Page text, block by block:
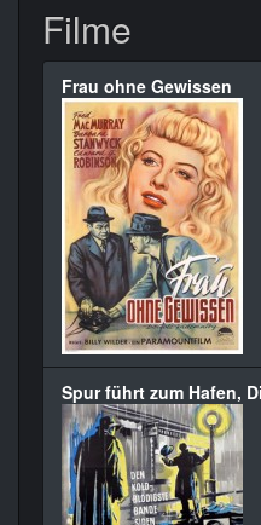
Filme
Frau ohne Gewissen
Spur führt zum Hafen,